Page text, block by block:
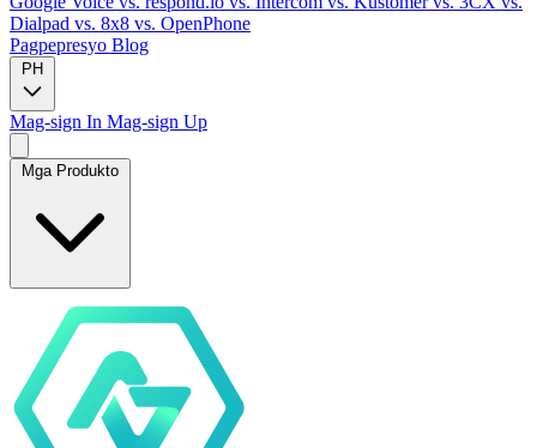
Dialpad vs. 8x8 vs. OpenPhone
Pagpepresyo Blog
PH
Mag-sign In Mag-sign Up
Mga Produkto